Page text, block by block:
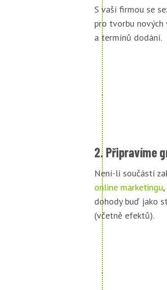
S vaší firmou se
pro tvorbu nových
a termínů dodání.
2. Připravíme
Není-li součástí
online marketingu
dohody buď jako
(včetně efektů).